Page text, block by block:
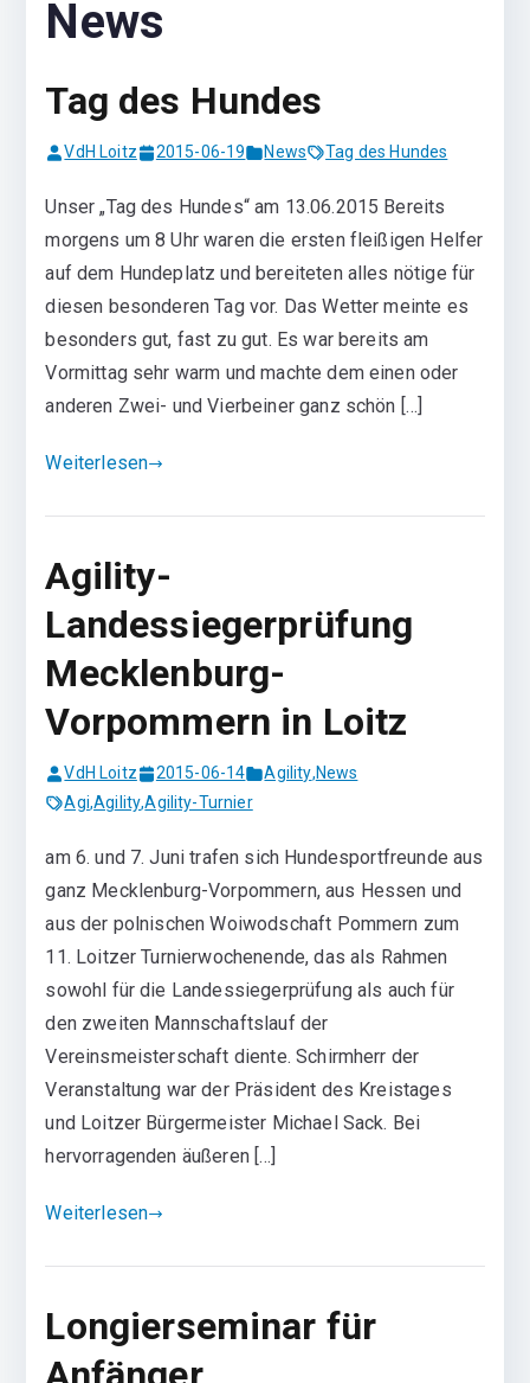
News
Tag des Hundes
VdH Loitz 2015-06-19 News Tag des Hundes
Unser „Tag des Hundes“ am 13.06.2015 Bereits
morgens um 8 Uhr waren die ersten fleißigen Helfer
auf dem Hundeplatz und bereiteten alles nötige für
diesen besonderen Tag vor. Das Wetter meinte es
besonders gut, fast zu gut. Es war bereits am
Vormittag sehr warm und machte dem einen oder
anderen Zwei- und Vierbeiner ganz schön […]
Weiterlesen
Agility-
Landessiegerprüfung
Mecklenburg-
Vorpommern in Loitz
VdH Loitz 2015-06-14 Agility,News
Agi,Agility,Agility-Turnier
am 6. und 7. Juni trafen sich Hundesportfreunde aus
ganz Mecklenburg-Vorpommern, aus Hessen und
aus der polnischen Woiwodschaft Pommern zum
11. Loitzer Turnierwochenende, das als Rahmen
sowohl für die Landessiegerprüfung als auch für
den zweiten Mannschaftslauf der
Vereinsmeisterschaft diente. Schirmherr der
Veranstaltung war der Präsident des Kreistages
und Loitzer Bürgermeister Michael Sack. Bei
hervorragenden äußeren […]
Weiterlesen
Longierseminar für